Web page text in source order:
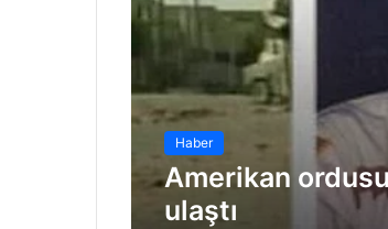
Haber
Amerikan
ulaştı